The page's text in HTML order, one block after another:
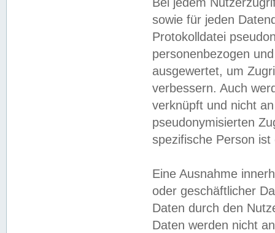
Bei jedem
sowie für jeden
Protokolldatei
personenbezogen
ausgewertet, um
verbessern. Auch
verknüpft und nicht
pseudonymisierten
spezifische Person
Eine Ausnahme
oder geschäftlicher
Daten durch den
Daten werden nicht